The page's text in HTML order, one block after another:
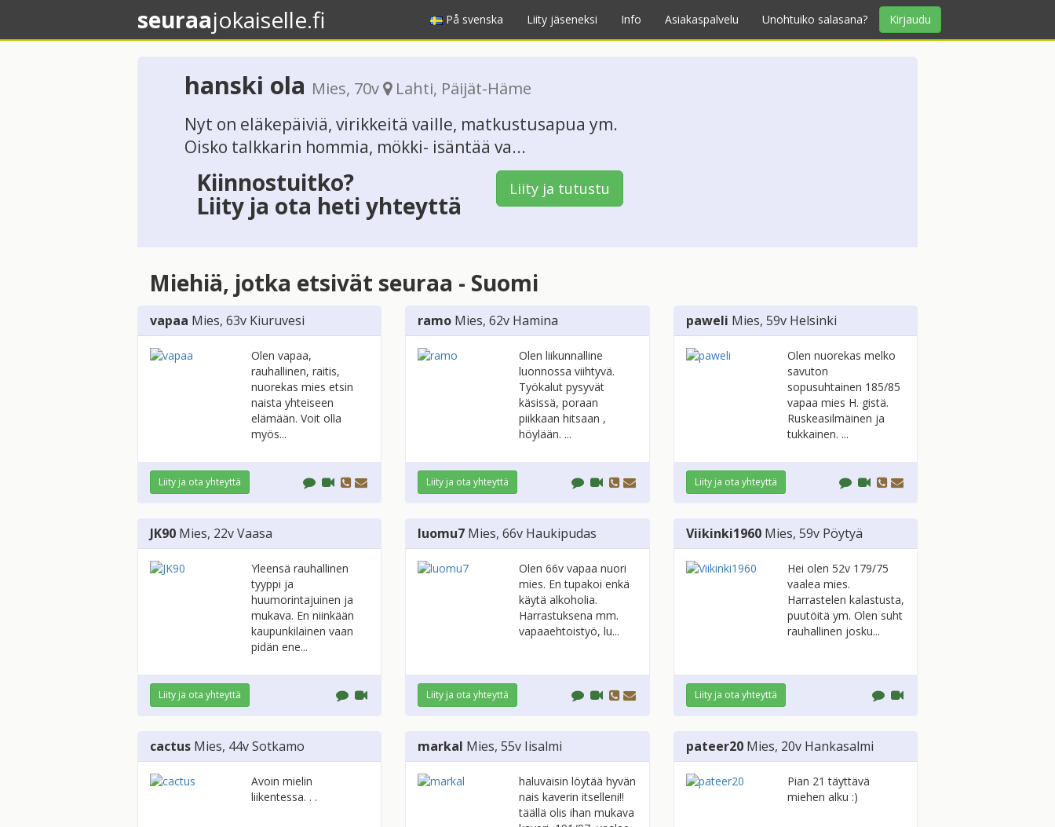
seuraajokaiselle.fi På svenska Liity jäseneksi Info Asiakaspalvelu Unohtuiko salasana? Kirjaudu
hanski ola Mies, 70v Lahti, Päijät-Häme
Nyt on eläkepäiviä, virikkeitä vaille, matkustusapua ym.
Oisko talkkarin hommia, mökki- isäntää va...
Kiinnostuitko?
Liity ja ota heti yhteyttä
Liity ja tutustu
Miehiä, jotka etsivät seuraa - Suomi
vapaa Mies, 63v Kiuruvesi
Olen vapaa,
rauhallinen, raitis,
nuorekas mies etsin
naista yhteiseen
elämään. Voit olla
myös...
Liity ja ota yhteyttä
ramo Mies, 62v Hamina
Olen liikunnalline
luonnossa viihtyvä.
Työkalut pysyvät
käsissä, poraan
piikkaan hitsaan ,
höylään. ...
Liity ja ota yhteyttä
paweli Mies, 59v Helsinki
Olen nuorekas melko
savuton
sopusuhtainen 185/85
vapaa mies H. gistä.
Ruskeasilmäinen ja
tukkainen. ...
Liity ja ota yhteyttä
JK90 Mies, 22vVaasa
Yleensä rauhallinen
tyyppi ja
huumorintajuinen ja
mukava. En niinkään
kaupunkilainen vaan
pidän ene...
Liity ja ota yhteyttä
luomu7 Mies, 66v Haukipudas
Olen 66v vapaa nuori
mies. En tupakoi enkä
käytä alkoholia.
Harrastuksena mm.
vapaaehtoistyö, lu...
Liity ja ota yhteyttä
Viikinki1960 Mies, 59v Pöytyä
Hei olen 52v 179/75
vaalea mies.
Harrastelen kalastusta,
puutöitä ym. Olen suht
rauhallinen josku...
Liity ja ota yhteyttä
cactus Mies, 44vSotkamo
Avoin mielin
liikentessa. . .
markal Mies, 55v Iisalmi
haluvaisin löytää hyvän
nais kaverin itselleni!!
täällä olis ihan mukava
pateer20 Mies, 20v Hankasalmi
Pian 21 täyttävä
miehen alku :)